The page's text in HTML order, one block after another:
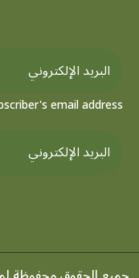
email address.